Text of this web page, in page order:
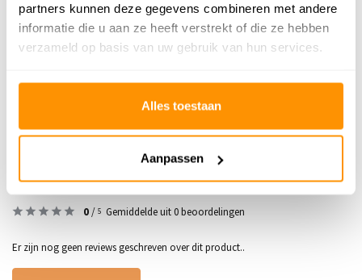
partners kunnen deze gegevens combineren met andere
informatie die u aan ze heeft verstrekt of die ze hebben
verzameld op basis van uw gebruik van hun services.
Alles toestaan
Aanpassen
429,95
SKU 9507527663875
Reviews
0/ 5 Gemiddelde uit 0 beoordelingen
Er zijn nog geen reviews geschreven over dit product..